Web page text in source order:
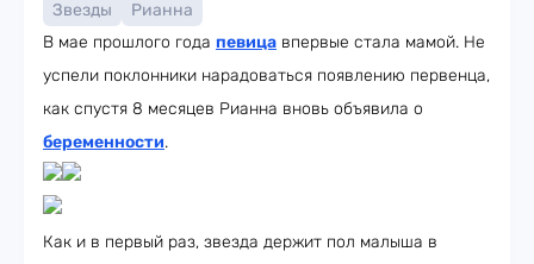
Звезды
Рианна
В мае прошлого года певица впервые стала мамой. Не
успели поклонники нарадоваться появлению первенца,
как спустя 8 месяцев Рианна вновь объявила о
беременности.
Как и в первый раз, звезда держит пол малыша в